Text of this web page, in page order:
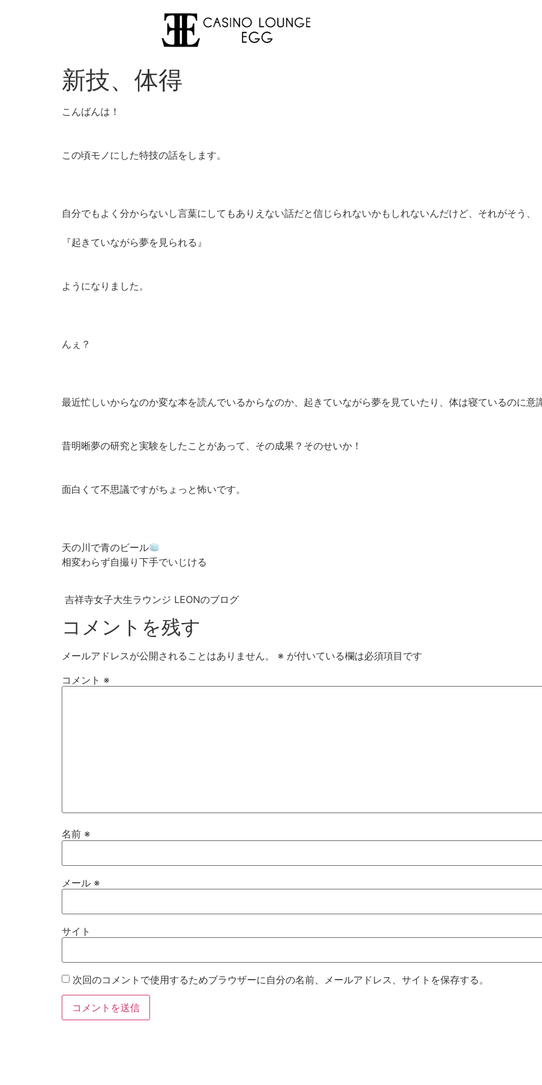
新技、体得
こんばんは！
この頃モノにした特技の話をします。
自分でもよく分からないし言葉にしてもありえない話だと信じられないかもしれないんだけど、それがそう、
『起きていながら夢を見られる』
ようになりました。
んぇ？
最近忙しいからなのか変な本を読んでいるからなのか、起きていながら夢を見ていたり、体は寝ているのに意
昔明晰夢の研究と実験をしたことがあって、その成果？そのせいか！
面白くて不思議ですがちょっと怖いです。
天の川で青のビール
相変わらず自撮り下手でいじける
吉祥寺女子大生ラウンジ LEONのブログ
コメントを残す
メールアドレスが公開されることはありません。 ※ が付いている欄は必須項目です
コメント ※
名前 ※
メール ※
サイト
次回のコメントで使用するためブラウザーに自分の名前、メールアドレス、サイトを保存する。